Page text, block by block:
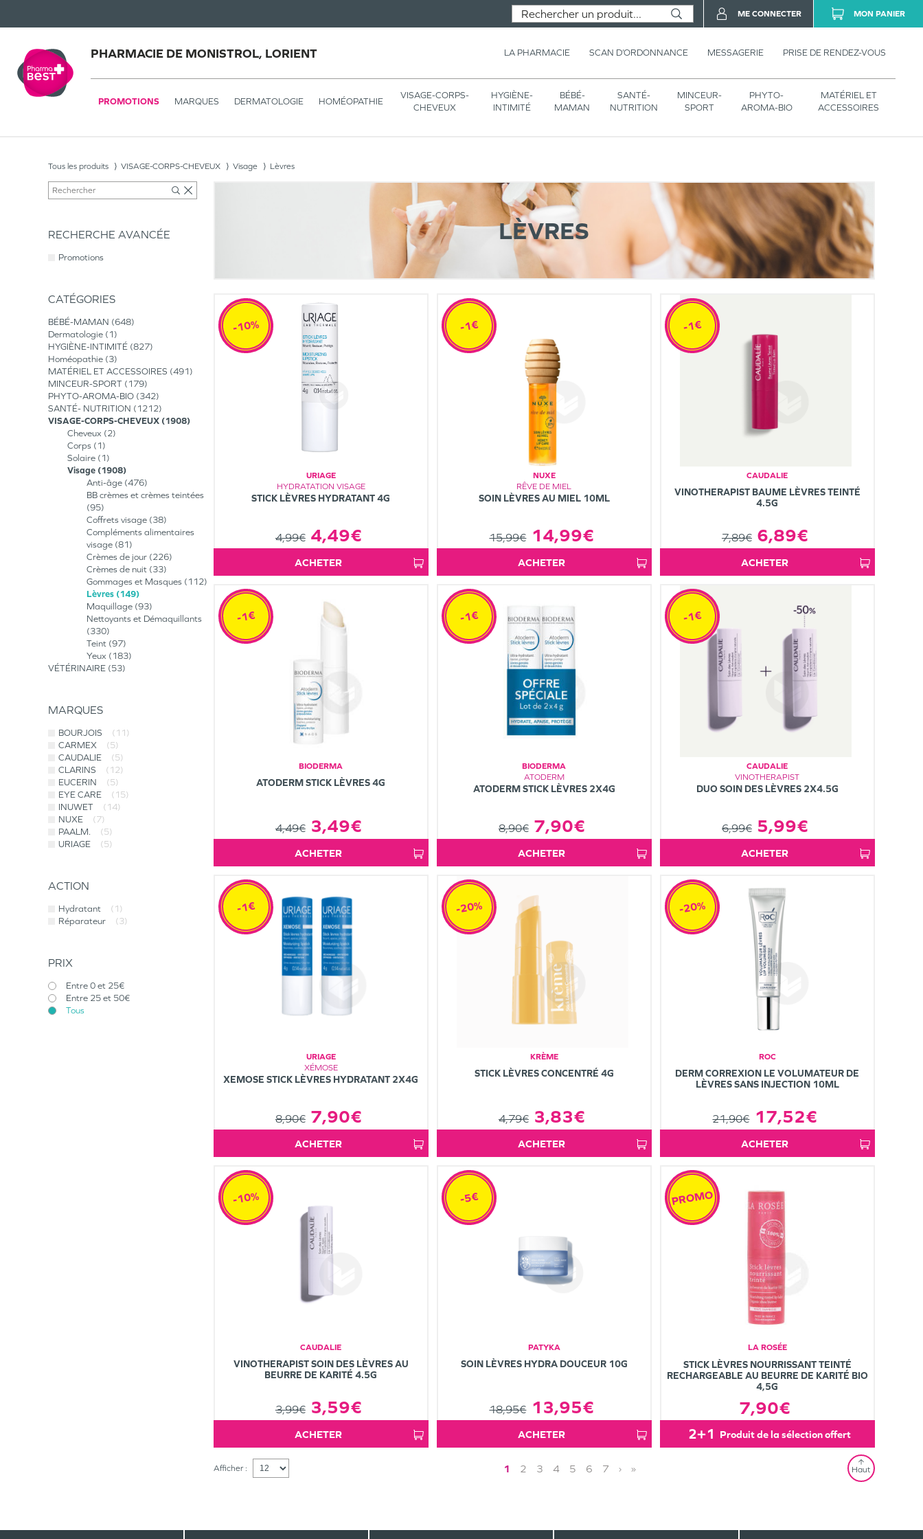
PHARMACIE DE MONISTROL, LORIENT LA PHARMACIE SCAN D’ORDONNANCE MESSAGERIE PRISE DE RENDEZ-VOUS
PROMOTIONS MARQUES DERMATOLOGIE HOMÉOPATHIE
VISAGE-CORPS-
CHEVEUX
HYGIÈNE-
INTIMITÉ
BÉBÉ-
MAMAN
SANTÉ-
NUTRITION
MINCEUR-
SPORT
PHYTO-
AROMA-BIO
MATÉRIEL ET
ACCESSOIRES
ME CONNECTER MON PANIER
Tous les produits VISAGE-CORPS-CHEVEUX Visage Lèvres
RECHERCHE AVANCÉE
Promotions
CATÉGORIES
BÉBÉ-MAMAN 648
Dermatologie
1
HYGIÈNE-INTIMITÉ 827
Homéopathie 3
MATÉRIEL ET ACCESSOIRES 491
MINCEUR-SPORT
179
PHYTO-AROMA-BIO 342
SANTÉ- NUTRITION
1212
VISAGE-CORPS-CHEVEUX
1908
Cheveux
2
Corps
1
Solaire
1
Visage
1908
Anti-âge 476
BB crèmes et crèmes teintées
95
Coffrets visage 38
Compléments alimentaires
visage 81
Crèmes de jour 226
Crèmes de nuit 33
Gommages et Masques
112
Lèvres
149
Maquillage 93
Nettoyants et Démaquillants
330
Teint 97
Yeux
183
VÉTÉRINAIRE 53
MARQUES
BOURJOIS
(11)
CARMEX
(5)
CAUDALIE
(5)
CLARINS
(12)
EUCERIN
(5)
EYE CARE
(15)
INUWET
(14)
NUXE
(7)
PAALM.
(5)
URIAGE
(5)
ACTION
Hydratant
(1)
Réparateur
(3)
PRIX
Entre 0 et 25€
Entre 25 et 50€
Tous
LÈVRES
URIAGE
HYDRATATION VISAGE
STICK LÈVRES HYDRATANT 4G
4,99€ 4,49€
-10%
ACHETER
NUXE
RÊVE DE MIEL
SOIN LÈVRES AU MIEL 10ML
15,99€ 14,99€
-1€
ACHETER
CAUDALIE
VINOTHERAPIST BAUME LÈVRES TEINTÉ
4.5G
7,89€ 6,89€
-1€
ACHETER
BIODERMA
ATODERM STICK LÈVRES 4G
4,49€ 3,49€
-1€
ACHETER
BIODERMA
ATODERM
ATODERM STICK LÈVRES 2X4G
8,90€ 7,90€
-1€
ACHETER
CAUDALIE
VINOTHERAPIST
DUO SOIN DES LÈVRES 2X4.5G
6,99€ 5,99€
-1€
ACHETER
URIAGE
XÉMOSE
XEMOSE STICK LÈVRES HYDRATANT 2X4G
8,90€ 7,90€
-1€
ACHETER
KRÈME
STICK LÈVRES CONCENTRÉ 4G
4,79€ 3,83€
-20%
ACHETER
ROC
DERM CORREXION LE VOLUMATEUR DE
LÈVRES SANS INJECTION 10ML
21,90€ 17,52€
-20%
ACHETER
CAUDALIE
VINOTHERAPIST SOIN DES LÈVRES AU
BEURRE DE KARITÉ 4.5G
3,99€ 3,59€
-10%
ACHETER
PATYKA
SOIN LÈVRES HYDRA DOUCEUR 10G
18,95€ 13,95€
-5€
ACHETER
LA ROSÉE
STICK LÈVRES NOURRISSANT TEINTÉ
RECHARGEABLE AU BEURRE DE KARITÉ BIO
4,5G
7,90€
PROMO
2+1 produit de la sélection offert
Afficher : 1 2 3 4 5 6 7 › » Haut